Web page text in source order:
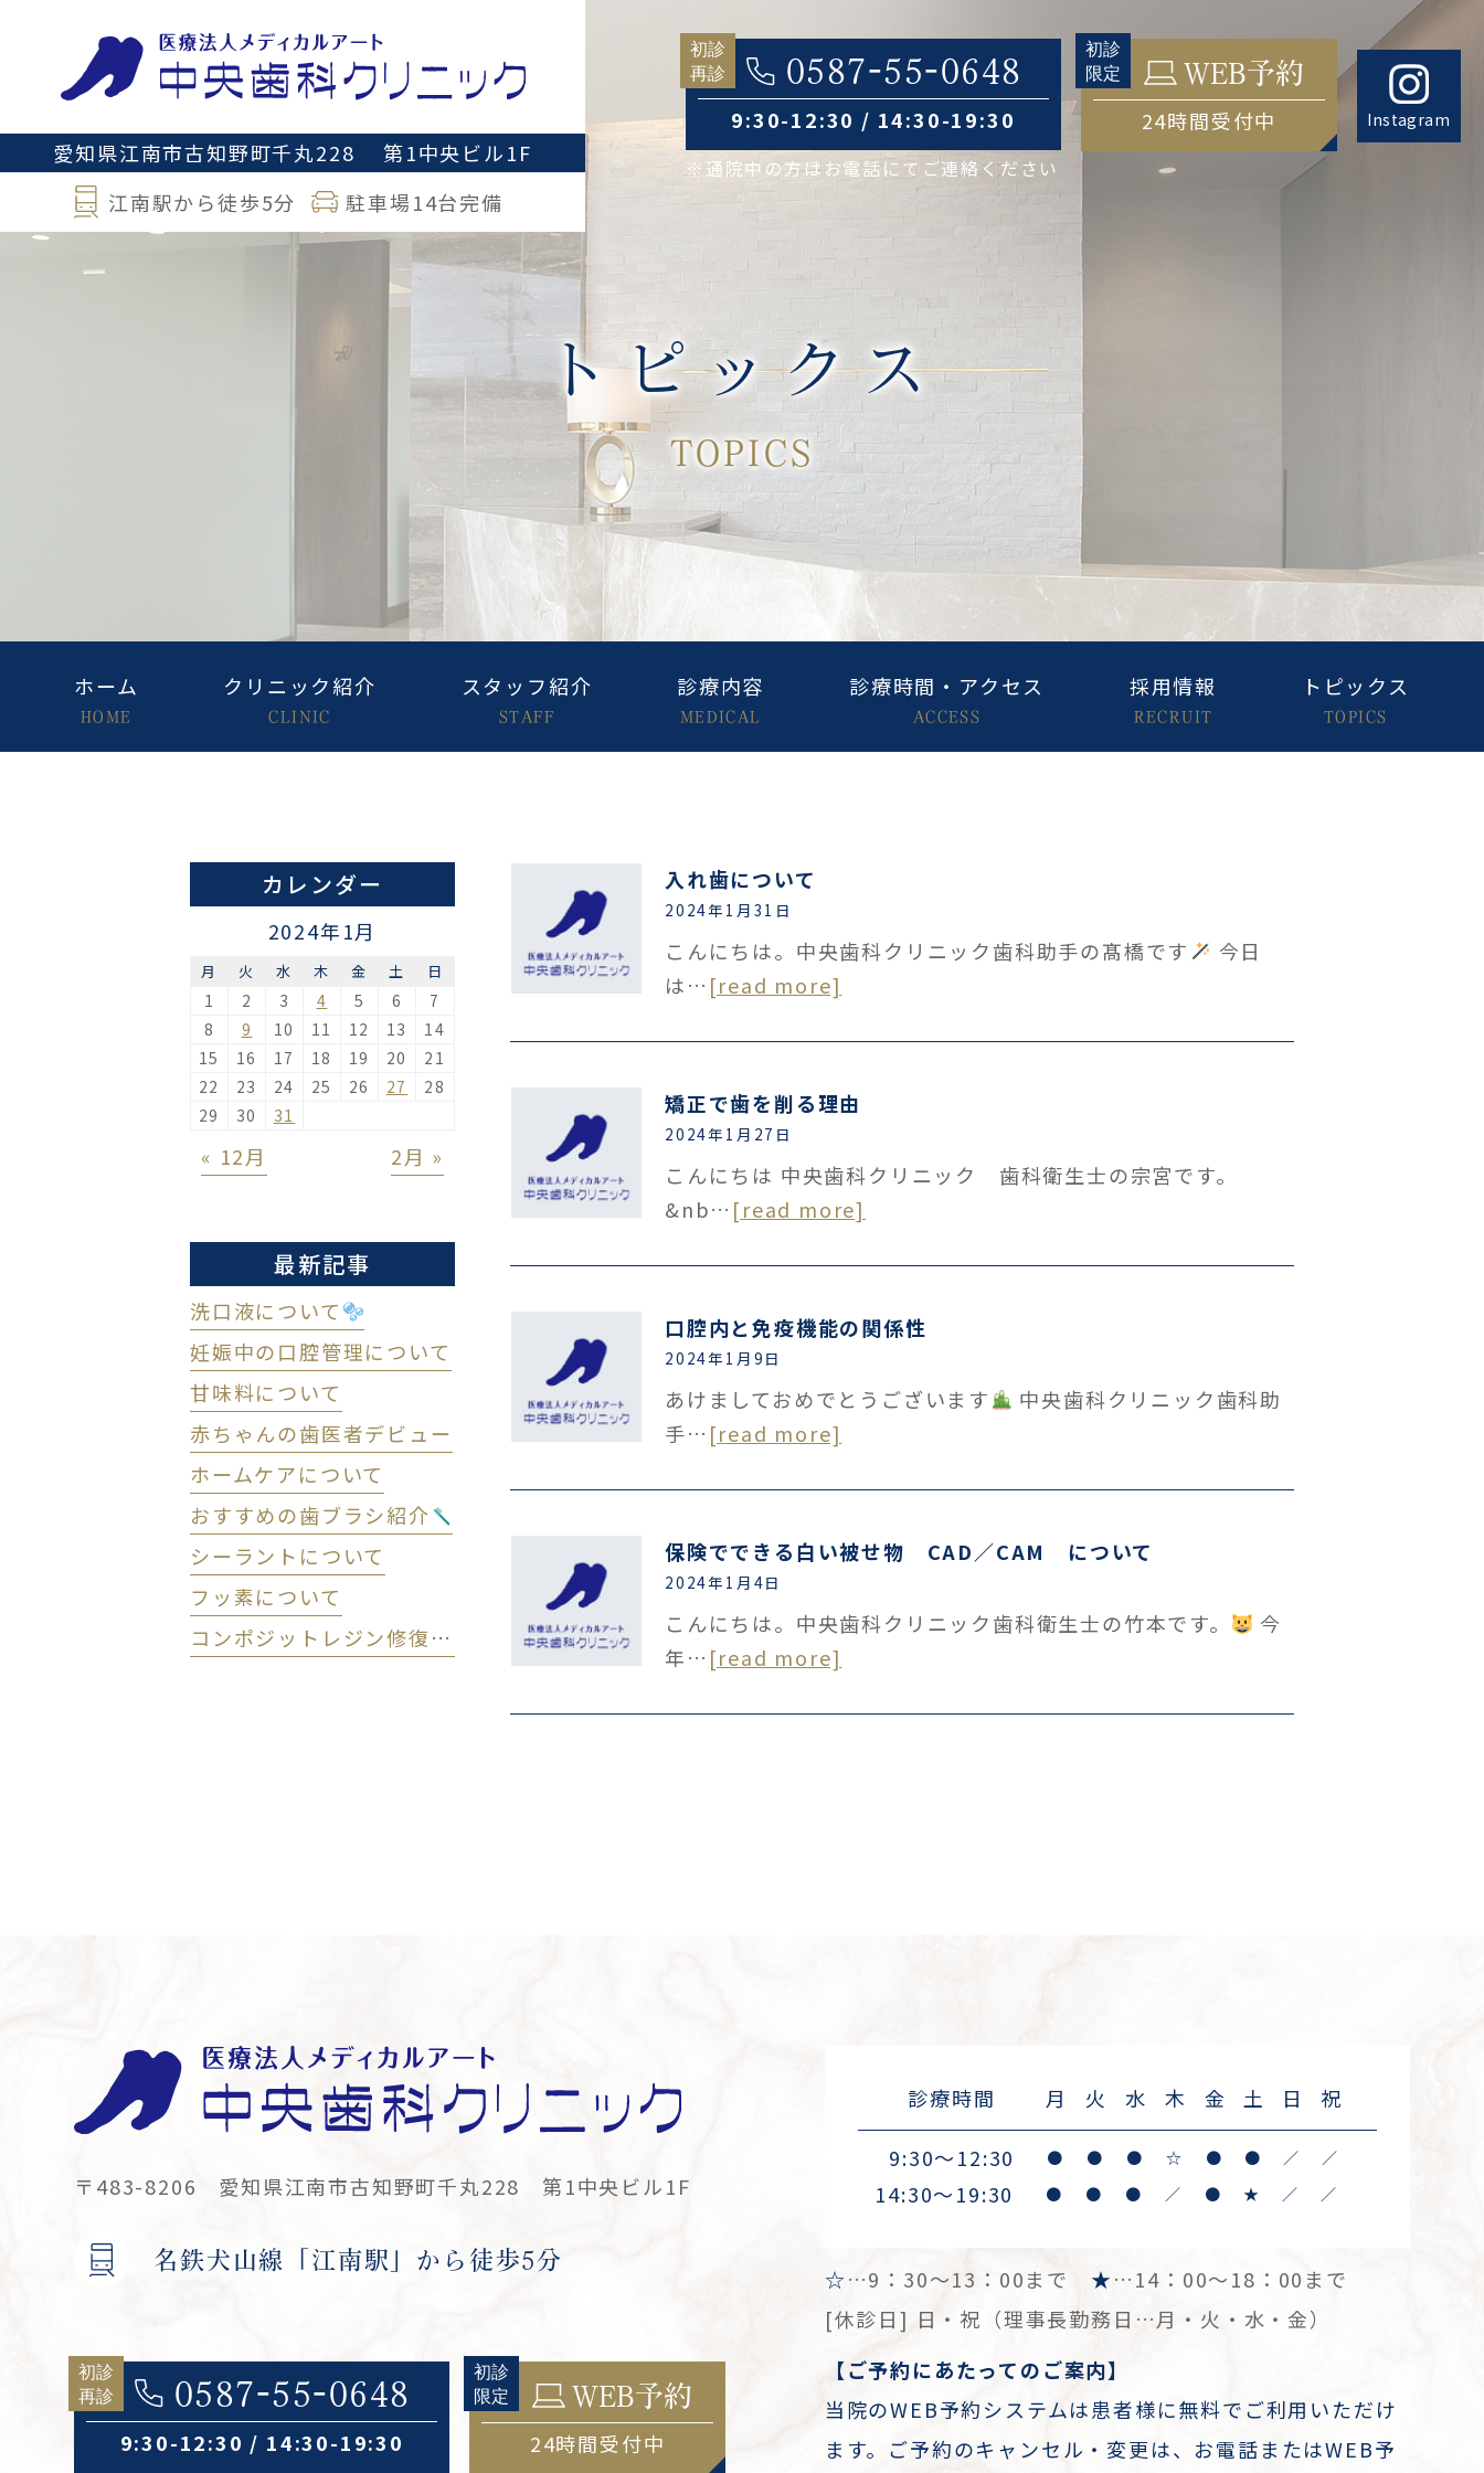
愛知県江南市古知野町千丸228
第1中央ビル1F
江南駅から徒歩5分
駐車場14台完備
0587-55-0648
9:30-12:30 / 14:30-19:30
※通院中の方はお電話にてご連絡ください
WEB予約
24時間受付中
Instagram
トピックス
TOPICS
ホーム
HOME
クリニック紹介
CLINIC
スタッフ紹介
STAFF
診療内容
MEDICAL
診療時間・アクセス
ACCESS
採用情報
RECRUIT
トピックス
TOPICS
入れ歯について
2024年1月31日
こんにちは。中央歯科クリニック歯科助手の髙橋です
今日
は… [read more]
矯正で歯を削る理由
2024年1月27日
こんにちは 中央歯科クリニック 歯科衛生士の宗宮です。
&nb… [read more]
口腔内と免疫機能の関係性
2024年1月9日
あけましておめでとうございます
中央歯科クリニック歯科助
手… [read more]
保険でできる白い被せ物 CAD／CAM について
2024年1月4日
こんにちは。中央歯科クリニック歯科衛生士の竹本です。
今
年… [read more]
カレンダー
2024年1月
月 火 水 木 金 土 日
1 2 3 4 5 6
7
8
9 10 11 12 13
14
15
16 17 18 19 20
21
22
23 24 25 26 27
28
29
30 31
« 12月 2月 »
最新記事
洗口液について
妊娠中の口腔管理について
甘味料について
赤ちゃんの歯医者デビュー
ホームケアについて
おすすめの歯ブラシ紹介
シーラントについて
フッ素について
コンポジットレジン修復 (CR) について
〒483-8206 愛知県江南市古知野町千丸228 第1中央ビル1F
名鉄犬山線「江南駅」から徒歩5分
0587-55-0648
9:30-12:30 / 14:30-19:30
WEB予約
24時間受付中
診療時間 月 火 水 木 金 土 日 祝
9:30～12:30 ● ● ● ☆ ● ● ／ ／
14:30～19:30 ● ● ● ／ ● ★ ／ ／
☆…9：30～13：00まで ★…14：00～18：00まで
[休診日] 日・祝（理事長勤務日…月・火・水・金）
【ご予約にあたってのご案内】
当院のWEB予約システムは患者様に無料でご利用いただけ
ます。ご予約のキャンセル・変更は、お電話またはWEB予